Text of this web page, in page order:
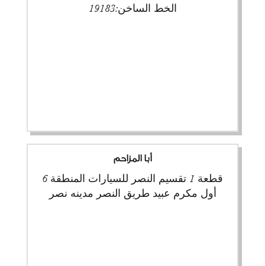
الخط الساخن:19183
أبا المزاحم
قطعة 1 تقسيم النصر للسيارات المنطقة 6
أول مكرم عبيد طريق النصر مدينه نصر